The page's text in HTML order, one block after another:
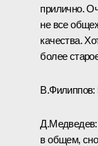
прилично.
не все
качества.
более
В.Филиппов:
в общем,